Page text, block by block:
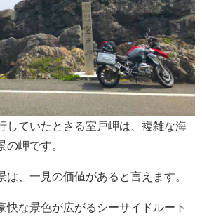
していたとさる室戸岬は、複雑な海
の岬です。
は、一見の価値があると言えます。
快な景色が広がるシーサイドルート